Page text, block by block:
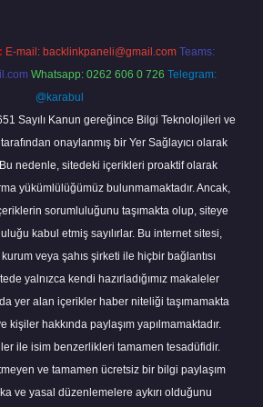
E-mail: backlinkpaneli@gmail.com Teams:
Whatsapp: 0262 606 0 726 Telegram:
@karabul
Sayılı Kanun gereğince Bilgi Teknolojileri ve
onaylanmış bir Yer Sağlayıcı olarak
nedenle, sitedeki içerikleri proaktif olarak
yükümlülüğümüz bulunmamaktadır. Ancak,
sorumluluğunu taşımakta olup, siteye
kabul etmiş sayılırlar. Bu internet sitesi,
veya şahıs şirketi ile hiçbir bağlantısı
yalnızca kendi hazırladığımız makaleler
yer alan içerikler haber niteliği taşımamakta
kişiler hakkında paylaşım yapılmamaktadır.
ile isim benzerlikleri tamamen tesadüfidir.
ve tamamen ücretsiz bir bilgi paylaşım
ve yasal düzenlemelere aykırı olduğunu